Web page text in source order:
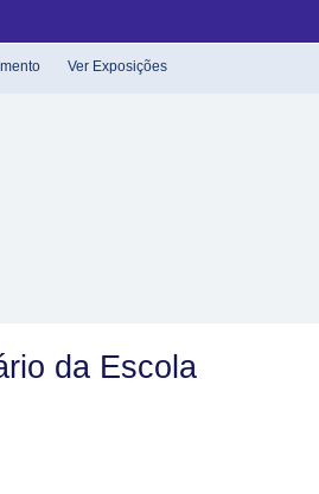
Ver Exposições
da Escola